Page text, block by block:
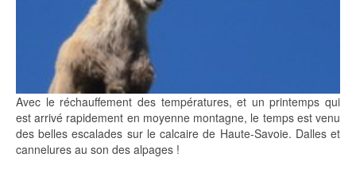
Avec le réchauffement des températures, et un printemps qui
est arrivé rapidement en moyenne montagne, le temps est venu
des belles escalades sur le calcaire de Haute-Savoie. Dalles et
cannelures au son des alpages !